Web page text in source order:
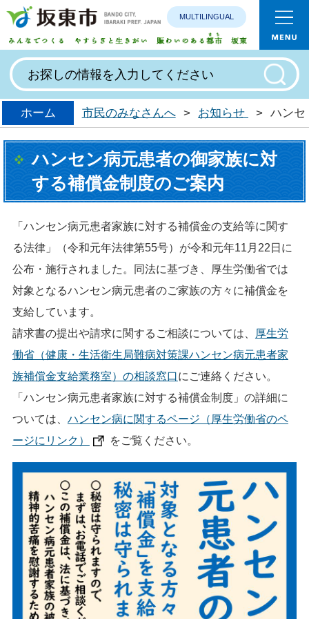
みんなで
MULTILINGUAL
ホーム 市民のみなさんへ > お知らせ > ハンセ
ハンセン病元患者の御家族に対
する補償金制度のご案内
「ハンセン病元患者家族に対する補償金の支給等に関す
る法律」（令和元年法律第55号）が令和元年11月22日に
公布・施行されました。同法に基づき、厚生労働省では
対象となるハンセン病元患者のご家族の方々に補償金を
支給しています。
請求書の提出や請求に関するご相談については、
厚生労
働省（健康・生活衛生局難病対策課ハンセン病元患者家
族補償金支給業務室）の相談窓口にご連絡ください。
「ハンセン病元患者家族に対する補償金制度」の詳細に
ついては、 ハンセン病に関するページ（厚生労働省のペ
ージにリンク）
をご覧ください。